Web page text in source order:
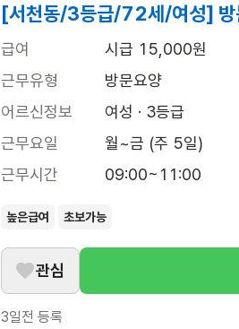
[서천동/3등급/72세/여성] 방
급여
시급 15,000원
근무유형
방문요양
어르신정보
여성 · 3등급
근무요일
월~금 (주 5일)
근무시간
09:00~11:00
높은급여 초보가능
관심
3일전 등록